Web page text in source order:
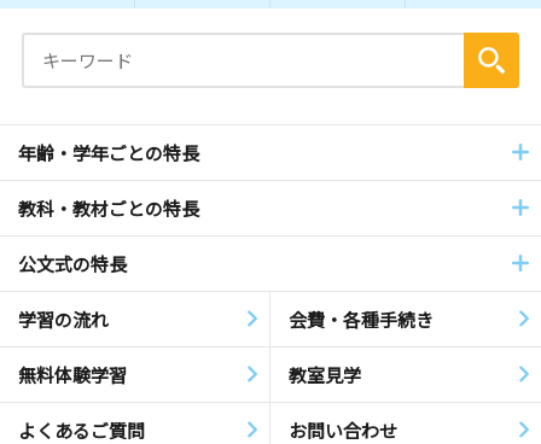
年齢・学年ごとの特長
教科・教材ごとの特長
公文式の特長
学習の流れ 会費・各種手続き
無料体験学習 教室見学
よくあるご質問 お問い合わせ